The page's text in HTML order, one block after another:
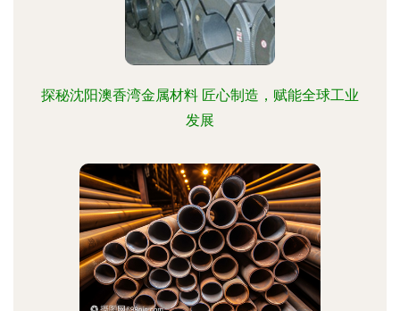
探秘沈阳澳香湾金属材料 匠心制造，赋能全球工业
发展